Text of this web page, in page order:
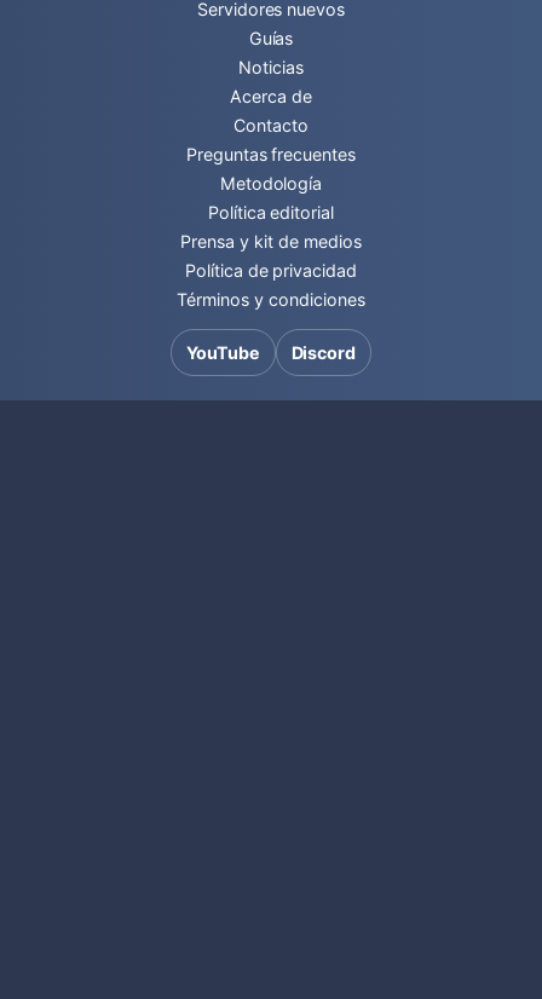
Servidores nuevos
Guías
Noticias
Acerca de
Contacto
Preguntas frecuentes
Metodología
Política editorial
Prensa y kit de medios
Política de privacidad
Términos y condiciones
YouTube Discord